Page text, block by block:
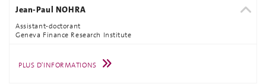
Jean-Paul NOHRA
Assistant-doctorant
Geneva Finance Research Institute
PLUS D'INFORMATIONS